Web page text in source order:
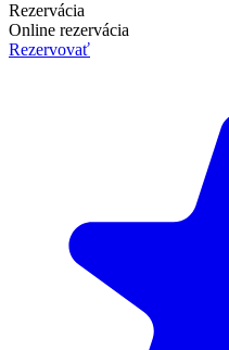
Rezervácia
Online rezervácia
Rezervovať